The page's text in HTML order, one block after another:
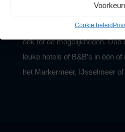
Cookie beleid
afgestemd. Een meerdaags
ook tot de mogelijkheden. Dan
leuke hotels of B&B’s in één
het Markermeer, IJsselmeer of